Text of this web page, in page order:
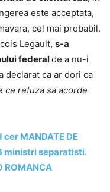
este acceptata,
cel mai probabil.
Legault, s-a
federalde a nu-i
declarat ca ar dori ca
ce refuza sa acorde
MANDATE DE
ministri separatisti.
ROMANCA